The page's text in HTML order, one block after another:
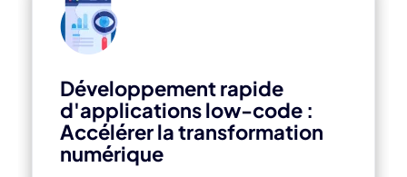
Développement rapide
d'applications low-code :
Accélérer la transformation
numérique